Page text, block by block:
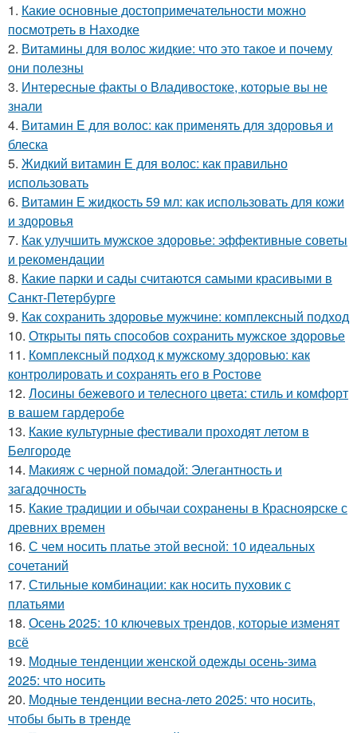
1. Какие основные достопримечательности можно
посмотреть в Находке
2. Витамины для волос жидкие: что это такое и почему
они полезны
3. Интересные факты о Владивостоке, которые вы не
знали
4. Витамин E для волос: как применять для здоровья и
блеска
5. Жидкий витамин Е для волос: как правильно
использовать
6. Витамин Е жидкость 59 мл: как использовать для кожи
и здоровья
7. Как улучшить мужское здоровье: эффективные советы
и рекомендации
8. Какие парки и сады считаются самыми красивыми в
Санкт-Петербурге
9. Как сохранить здоровье мужчине: комплексный подход
10. Открыты пять способов сохранить мужское здоровье
11. Комплексный подход к мужскому здоровью: как
контролировать и сохранять его в Ростове
12. Лосины бежевого и телесного цвета: стиль и комфорт
в вашем гардеробе
13. Какие культурные фестивали проходят летом в
Белгороде
14. Макияж с черной помадой: Элегантность и
загадочность
15. Какие традиции и обычаи сохранены в Красноярске с
древних времен
16. С чем носить платье этой весной: 10 идеальных
сочетаний
17. Стильные комбинации: как носить пуховик с
платьями
18. Осень 2025: 10 ключевых трендов, которые изменят
всё
19. Модные тенденции женской одежды осень-зима
2025: что носить
20. Модные тенденции весна-лето 2025: что носить,
чтобы быть в тренде